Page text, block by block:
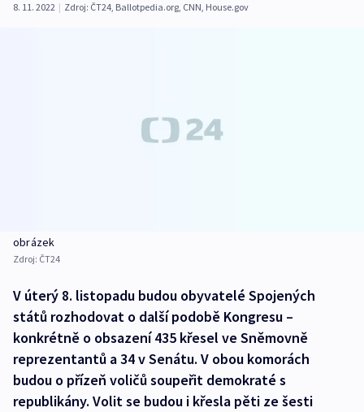
8. 11. 2022 | Zdroj: ČT24, Ballotpedia.org, CNN, House.gov
obrázek
Zdroj: ČT24
V úterý 8. listopadu budou obyvatelé Spojených
států rozhodovat o další podobě Kongresu –
konkrétně o obsazení 435 křesel ve Sněmovně
reprezentantů a 34 v Senátu. V obou komorách
budou o přízeň voličů soupeřit demokraté s
republikány. Volit se budou i křesla pěti ze šesti